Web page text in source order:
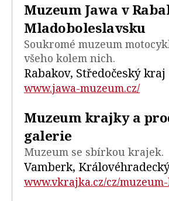
Muzeum Jawa v
Mladoboleslavsku
Soukromé muzeum
všeho kolem nich.
Rabakov, Středočeský kraj
www.jawa-muzeum.cz/
Muzeum krajky a
galerie
Muzeum se sbírkou krajek.
Vamberk,
www.vkrajka.cz/cz/